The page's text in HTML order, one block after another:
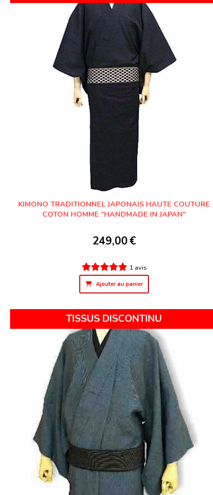
KIMONO TRADITIONNEL JAPONAIS HAUTE COUTURE
COTON HOMME "HANDMADE IN JAPAN"
249,00€
1 avis
Ajouter au panier
TISSUS DISCONTINU